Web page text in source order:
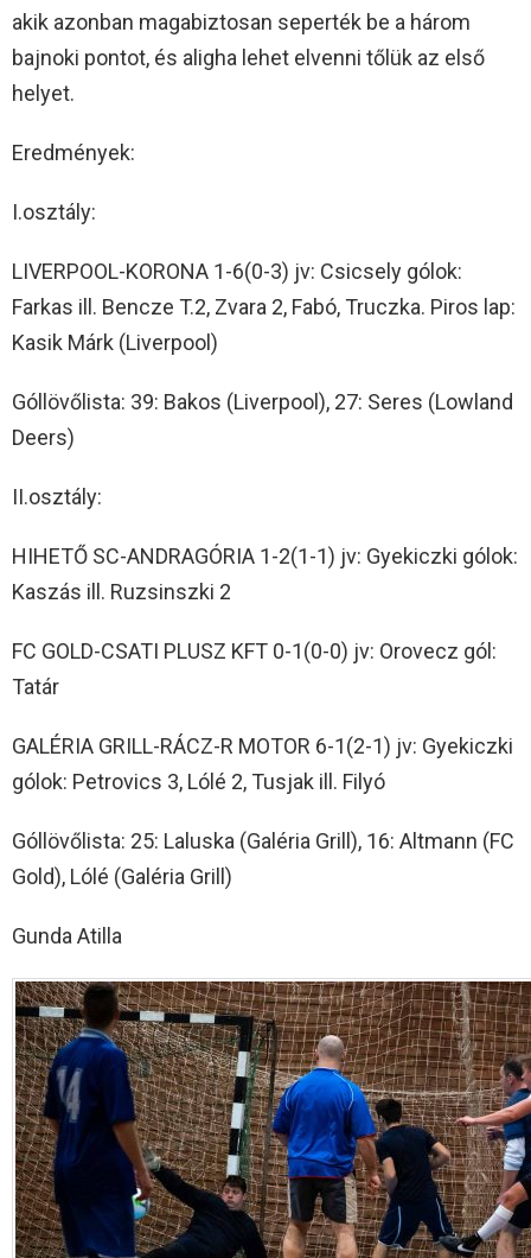
akik azonban magabiztosan seperték be a három
bajnoki pontot, és aligha lehet elvenni tőlük az első
helyet.
Eredmények:
I.osztály:
LIVERPOOL-KORONA 1-6(0-3) jv: Csicsely gólok:
Farkas ill. Bencze T.2, Zvara 2, Fabó, Truczka. Piros lap:
Kasik Márk (Liverpool)
Góllövőlista: 39: Bakos (Liverpool), 27: Seres (Lowland
Deers)
II.osztály:
HIHETŐ SC-ANDRAGÓRIA 1-2(1-1) jv: Gyekiczki gólok:
Kaszás ill. Ruzsinszki 2
FC GOLD-CSATI PLUSZ KFT 0-1(0-0) jv: Orovecz gól:
Tatár
GALÉRIA GRILL-RÁCZ-R MOTOR 6-1(2-1) jv: Gyekiczki
gólok: Petrovics 3, Lólé 2, Tusjak ill. Filyó
Góllövőlista: 25: Laluska (Galéria Grill), 16: Altmann (FC
Gold), Lólé (Galéria Grill)
Gunda Atilla